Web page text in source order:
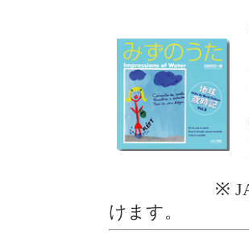
※ JALプラザ
けます。